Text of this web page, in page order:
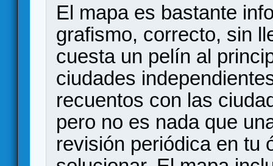
El mapa es bastante
grafismo, correcto, sin
cuesta un pelín al
ciudades
recuentos con las
pero no es nada que
revisión periódica en tu